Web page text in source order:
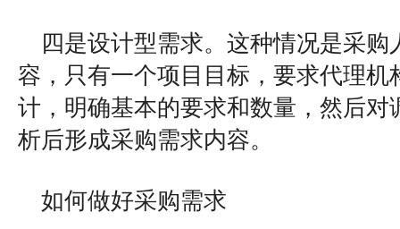
四是设计型需求。这种情况是采
容，只有一个项目目标，要求代理机
计，明确基本的要求和数量，然后对
析后形成采购需求内容。
如何做好采购需求